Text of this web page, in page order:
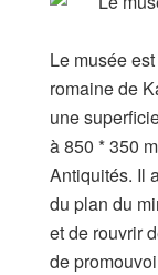
Le musée
romaine de
une
à 850 * 350
Antiquités. Il
du plan du
et de rouvrir
de